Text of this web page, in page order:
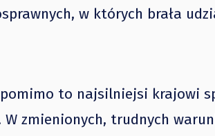
w których brała
to najsilniejsi krajowi
zmienionych, trudnych